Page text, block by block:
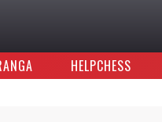
HELPCHESS